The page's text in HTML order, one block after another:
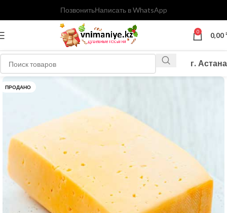
ПозвонитьНаписать в WhatsApp
0 0,00
г. Астана
ПРОДАНО